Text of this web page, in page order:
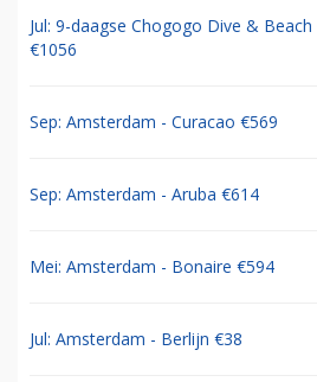
Jul: 9-daagse Chogogo Dive & Beach
€1056
Sep: Amsterdam - Curacao €569
Sep: Amsterdam - Aruba €614
Mei: Amsterdam - Bonaire €594
Jul: Amsterdam - Berlijn €38